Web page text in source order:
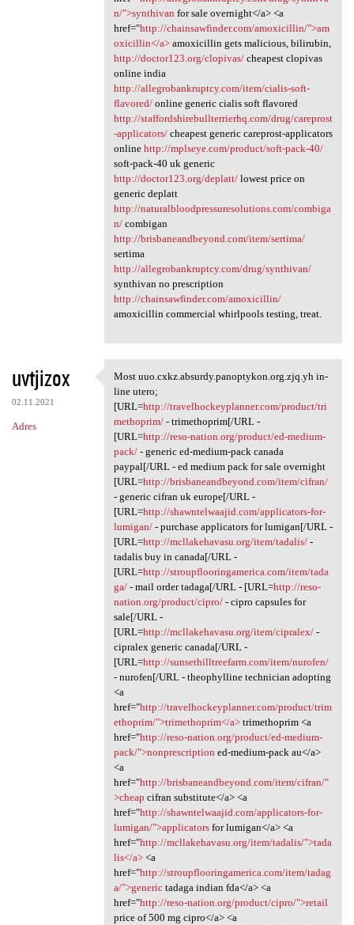
n/">synthivan for sale overnight</a> <a
href="http://chainsawfinder.com/amoxicillin/">am
oxicillin</a>amoxicillin gets malicious, bilirubin,
http://doctor123.org/clopivas/cheapest clopivas
online india
http://allegrobankruptcy.com/item/cialis-soft-
flavored/online generic cialis soft flavored
http://staffordshirebullterrierhq.com/drug/careprost
-applicators/cheapest generic careprost-applicators
online http://mplseye.com/product/soft-pack-40/
soft-pack-40 uk generic
http://doctor123.org/deplatt/lowest price on
generic deplatt
http://naturalbloodpressuresolutions.com/combiga
n/combigan
http://brisbaneandbeyond.com/item/sertima/
sertima
http://allegrobankruptcy.com/drug/synthivan/
synthivan no prescription
http://chainsawfinder.com/amoxicillin/
amoxicillin commercial whirlpools testing, treat.
uvtjizox
02.11.2021
Adres
Most uuo.cxkz.absurdy
Most uuo.cxkz.absurdy.panoptykon.org.zjq.yh in-
line utero;
[URL=http://travelhockeyplanner.com/product/tri
methoprim/- trimethoprim[/URL -
[URL=http://reso-nation.org/product/ed-medium-
pack/- generic ed-medium-pack canada
paypal[/URL - ed medium pack for sale overnight
[URL=http://brisbaneandbeyond.com/item/cifran/
- generic cifran uk europe[/URL -
[URL=http://shawntelwaajid.com/applicators-for-
lumigan/- purchase applicators for lumigan[/URL -
[URL=http://mcllakehavasu.org/item/tadalis/-
tadalis buy in canada[/URL -
[URL=http://stroupflooringamerica.com/item/tada
ga/- mail order tadaga[/URL - [URL=http://reso-
nation.org/product/cipro/- cipro capsules for
sale[/URL -
[URL=http://mcllakehavasu.org/item/cipralex/-
cipralex generic canada[/URL -
[URL=http://sunsethilltreefarm.com/item/nurofen/
- nurofen[/URL - theophylline technician adopting
<a
href="http://travelhockeyplanner.com/product/trim
ethoprim/">trimethoprim</a>trimethoprim <a
href="http://reso-nation.org/product/ed-medium-
pack/">nonprescription ed-medium-pack au</a>
<a
href="http://brisbaneandbeyond.com/item/cifran/"
>cheap cifran substitute</a> <a
href="http://shawntelwaajid.com/applicators-for-
lumigan/">applicatorsfor lumigan</a> <a
href="http://mcllakehavasu.org/item/tadalis/">tada
lis</a><a
href="http://stroupflooringamerica.com/item/tadag
a/">generictadaga indian fda</a> <a
href="http://reso-nation.org/product/cipro/">retail
price of 500 mg cipro</a> <a